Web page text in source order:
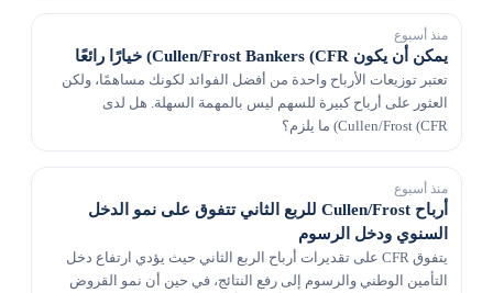
منذ أسبوع
يمكن أن يكون Cullen/Frost Bankers (CFR) خيارًا رائعًا
تعتبر توزيعات الأرباح واحدة من أفضل الفوائد لكونك مساهمًا، ولكن
العثور على أرباح كبيرة للسهم ليس بالمهمة السهلة. هل لدى
Cullen/Frost (CFR) ما يلزم؟
منذ أسبوع
أرباح Cullen/Frost للربع الثاني تتفوق على نمو الدخل
السنوي ودخل الرسوم
يتفوق CFR على تقديرات أرباح الربع الثاني حيث يؤدي ارتفاع دخل
التأمين الوطني والرسوم إلى رفع النتائج، في حين أن نمو القروض